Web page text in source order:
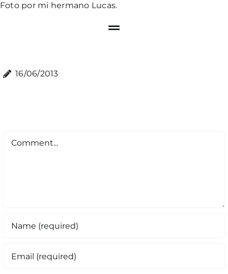
Foto por mi hermano Lucas.
16/06/2013
Comment